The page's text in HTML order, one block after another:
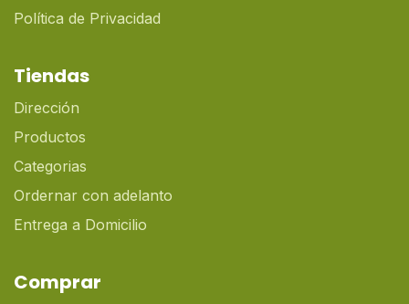
Política de Privacidad
Tiendas
Dirección
Productos
Categorias
Ordernar con adelanto
Entrega a Domicilio
Comprar